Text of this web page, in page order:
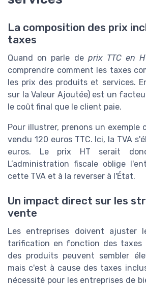
La composition des prix
taxes
Quand on parle de prix TTC en
comprendre comment les taxes
les prix des produits et services.
sur la Valeur Ajoutée) est un
le coût final que le client paie.
Pour illustrer, prenons un exemple
vendu 120 euros TTC. Ici, la TVA
euros. Le prix HT serait
L’administration fiscale oblige
cette TVA et à la reverser à l'État.
Un impact direct sur les
vente
Les entreprises doivent ajuster
tarification en fonction des taxes
des produits peuvent sembler
mais c'est à cause des taxes
nécessité pour les entreprises de